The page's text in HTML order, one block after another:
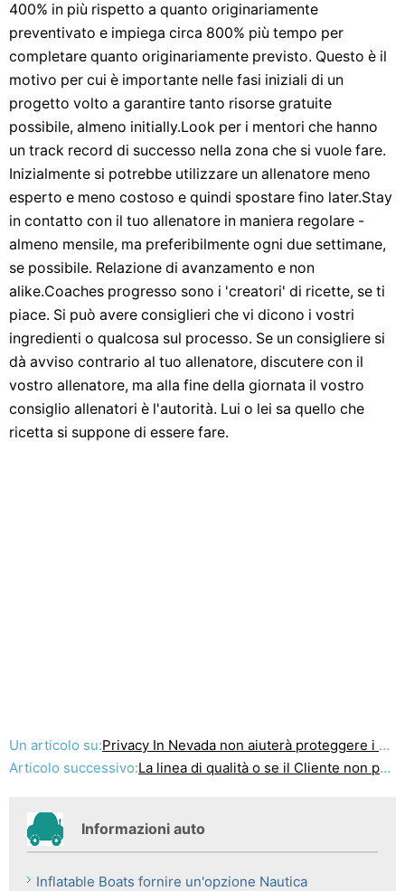
400% in più rispetto a quanto originariamente
preventivato e impiega circa 800% più tempo per
completare quanto originariamente previsto. Questo è il
motivo per cui è importante nelle fasi iniziali di un
progetto volto a garantire tanto risorse gratuite
possibile, almeno initially.Look per i mentori che hanno
un track record di successo nella zona che si vuole fare.
Inizialmente si potrebbe utilizzare un allenatore meno
esperto e meno costoso e quindi spostare fino later.Stay
in contatto con il tuo allenatore in maniera regolare -
almeno mensile, ma preferibilmente ogni due settimane,
se possibile. Relazione di avanzamento e non
alike.Coaches progresso sono i 'creatori' di ricette, se ti
piace. Si può avere consiglieri che vi dicono i vostri
ingredienti o qualcosa sul processo. Se un consigliere si
dà avviso contrario al tuo allenatore, discutere con il
vostro allenatore, ma alla fine della giornata il vostro
consiglio allenatori è l'autorità. Lui o lei sa quello che
ricetta si suppone di essere fare.
Un articolo su:Privacy In Nevada non aiuterà proteggere i vostri beni!
Articolo successivo:La linea di qualità o se il Cliente non percepiamo, è importante?
Informazioni auto
Inflatable Boats fornire un'opzione Nautica